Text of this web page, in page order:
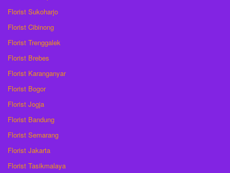
Florist Sukoharjo
Florist Cibinong
Florist Trenggalek
Florist Brebes
Florist Karanganyar
Florist Bogor
Florist Jogja
Florist Bandung
Florist Semarang
Florist Jakarta
Florist Tasikmalaya